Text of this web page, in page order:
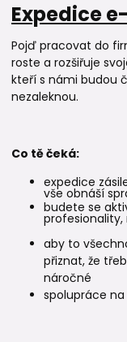
Expedice
Pojď pracovat do
roste a rozšiřuje
kteří s námi budou
nezaleknou.
Co tě čeká:
expedice
vše obnáší
budete se
profesionality,
aby to
přiznat, že
náročné
spolupráce